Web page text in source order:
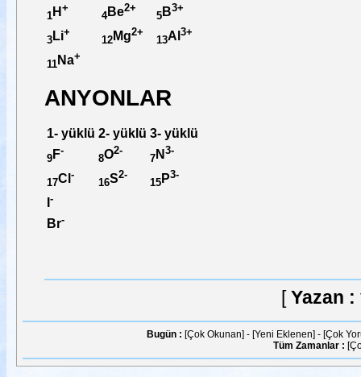
1 H +
4 Be2+
5 B3+
3 Li+
12 Mg2+
13Al 3+
11 Na+
ANYONLAR
1- yüklü 2- yüklü 3- yüklü
9 F-
8O2-
7 N 3-
17Cl -
16S2-
15 P3-
-
Br-
[Yazan :
Bugün : [Çok Okunan] - [Yeni Eklenen] - [Çok
Tüm Zamanlar :